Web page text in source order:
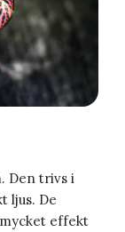
Den trivs i
ljus. De
effekt